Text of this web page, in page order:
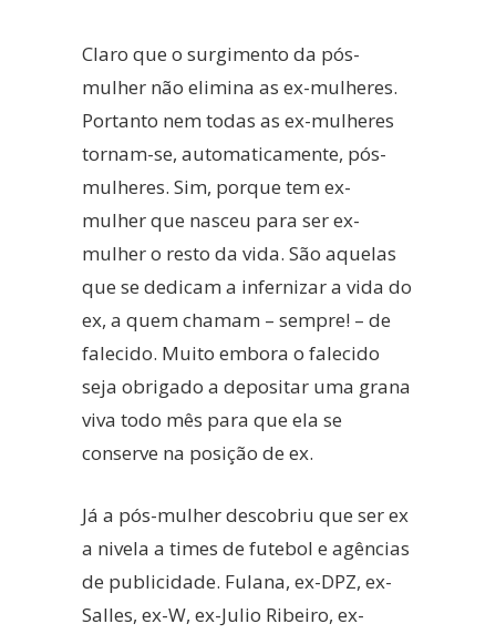
Claro que o surgimento da pós-
mulher não elimina as ex-mulheres.
Portanto nem todas as ex-mulheres
tornam-se, automaticamente, pós-
mulheres. Sim, porque tem ex-
mulher que nasceu para ser ex-
mulher o resto da vida. São aquelas
que se dedicam a infernizar a vida do
ex, a quem chamam – sempre! – de
falecido. Muito embora o falecido
seja obrigado a depositar uma grana
viva todo mês para que ela se
conserve na posição de ex.
Já a pós-mulher descobriu que ser ex
a nivela a times de futebol e agências
de publicidade. Fulana, ex-DPZ, ex-
Salles, ex-W, ex-Julio Ribeiro, ex-